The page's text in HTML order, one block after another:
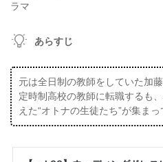
ラマ
あらすじ
元は全日制の教師をしていた加
定時制高校の教師に転職するも
えた“オトナの生徒たち”が集ま